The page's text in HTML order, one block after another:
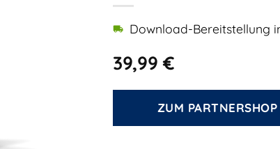
39,99€
Download-Bereitstellung
ZUM PARTNERSHOP